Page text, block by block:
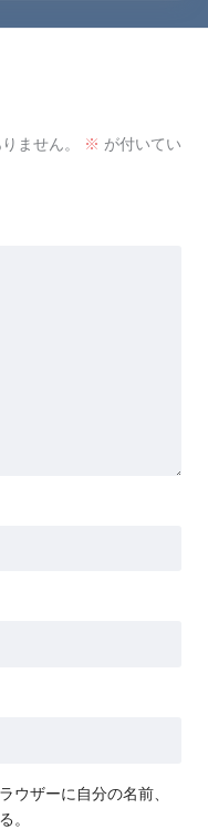
ません。 ※ が付いてい
ウザーに自分の名前、
。